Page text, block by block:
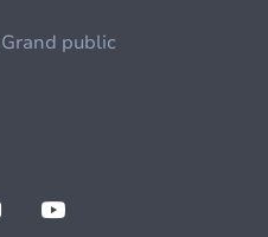
Grand public